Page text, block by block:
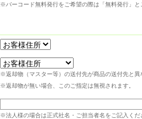
※バーコード無料発行をご希望の際は「無料発行」と
※返却物（マスター等）の送付先が商品の送付先と
※返却物が無い場合、このご指定は無視されます。
※法人様の場合は正式社名・ご担当者名をご記入くだ